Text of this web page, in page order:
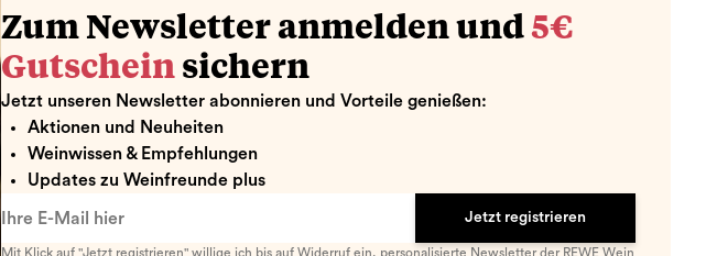
Zum Newsletter anmelden und 5€
Gutschein sichern
Jetzt unseren Newsletter abonnieren und Vorteile genießen:
Aktionen und Neuheiten
Weinwissen & Empfehlungen
Updates zu Weinfreunde plus
Jetzt registrieren
Mit Klick auf "Jetzt registrieren" willige ich bis auf Widerruf ein, personalisierte Newsletterder REWE Wein